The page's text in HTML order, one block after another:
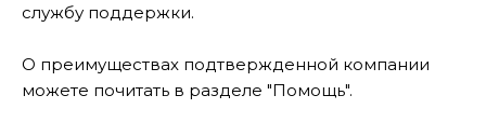
службу поддержки.
О преимуществах подтвержденной компании
можете почитать в разделе "Помощь".